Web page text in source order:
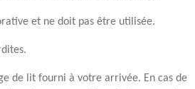
et ne doit pas être utilisée.
de lit fourni à votre arrivée. En cas de